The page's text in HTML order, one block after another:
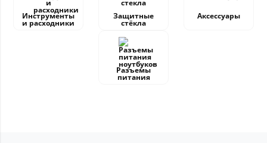
Инструменты
и расходники
Защитные
стёкла
Аксессуары
Разъемы
питания